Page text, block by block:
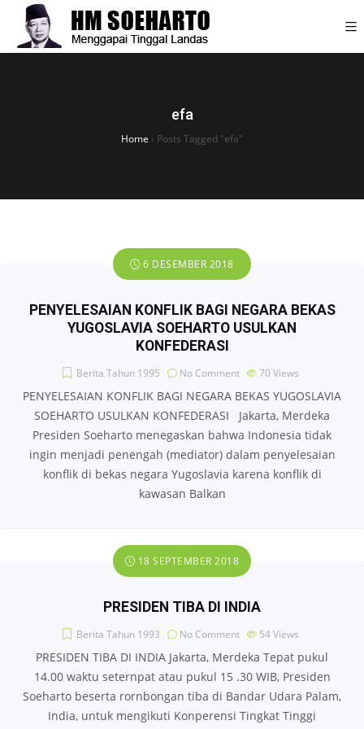
efa
Home › Posts Tagged "efa"
6 DESEMBER 2018
PENYELESAIAN KONFLIK BAGI NEGARA BEKAS
YUGOSLAVIA SOEHARTO USULKAN
KONFEDERASI
Berita Tahun 1995 No Comment 70 Views
PENYELESAIAN KONFLIK BAGI NEGARA BEKAS YUGOSLAVIA
SOEHARTO USULKAN KONFEDERASI Jakarta, Merdeka
Presiden Soeharto menegaskan bahwa Indonesia tidak
ingin menjadi penengah (mediator) dalam penyelesaian
konflik di bekas negara Yugoslavia karena konflik di
kawasan Balkan
18 SEPTEMBER 2018
PRESIDEN TIBA DI INDIA
Berita Tahun 1993 No Comment 54Views
PRESIDEN TIBA DI INDIA Jakarta, Merdeka Tepat pukul
14.00 waktu seternpat atau pukul 15 .30 WIB, Presiden
Soeharto beserta rornbongan tiba di Bandar Udara Palam,
India, untuk mengikuti Konperensi Tingkat Tinggi